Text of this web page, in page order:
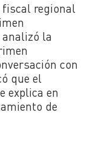
fiscal regional
analizó la
con
que el
explica en
de